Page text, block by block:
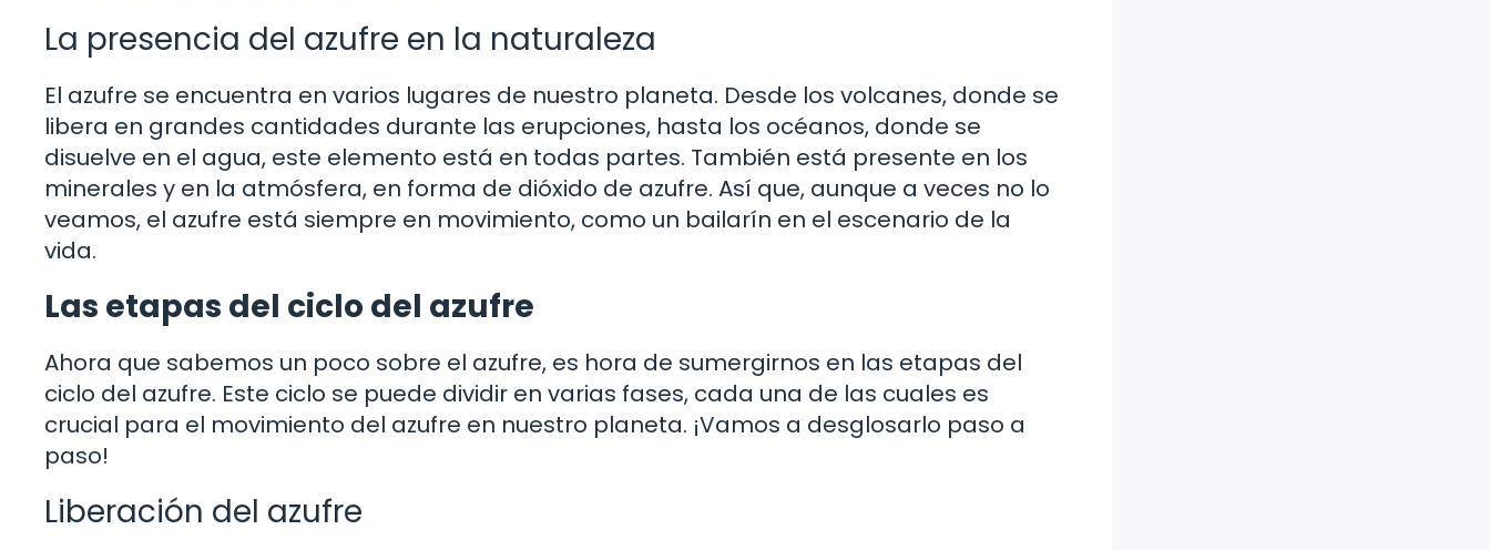
La presencia del azufre en la naturaleza
El azufre se encuentra en varios lugares de nuestro planeta. Desde los volcanes, donde se
libera en grandes cantidades durante las erupciones, hasta los océanos, donde se
disuelve en el agua, este elemento está en todas partes. También está presente en los
minerales y en la atmósfera, en forma de dióxido de azufre. Así que, aunque a veces no lo
veamos, el azufre está siempre en movimiento, como un bailarín en el escenario de la
vida.
Las etapas del ciclo del azufre
Ahora que sabemos un poco sobre el azufre, es hora de sumergirnos en las etapas del
ciclo del azufre. Este ciclo se puede dividir en varias fases, cada una de las cuales es
crucial para el movimiento del azufre en nuestro planeta. ¡Vamos a desglosarlo paso a
paso!
Liberación del azufre